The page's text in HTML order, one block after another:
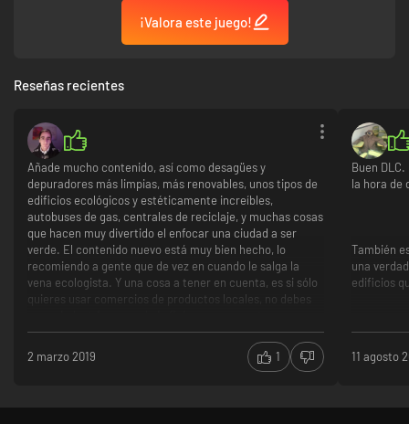
¡Valora este juego!
Reseñas recientes
Añade mucho contenido, así como desagües y
depuradores más limpias, más renovables, unos tipos de
edificios ecológicos y estéticamente increíbles,
autobuses de gas, centrales de reciclaje, y muchas cosas
que hacen muy divertido el enfocar una ciudad a ser
verde. El contenido nuevo está muy bien hecho, lo
recomiendo a gente que de vez en cuando le salga la
vena ecologista. Y una cosa a tener en cuenta, es si sólo
quieres usar comercios de productos locales, no debes
necesitan comercios normales que les compren, y los
comercios ecológicos sólo compran a las granjas.
Edificios estéticamente chulísimos.
2 marzo 2019 1
Buen
la hora de
También
una
edificios
Mucho
11 agosto